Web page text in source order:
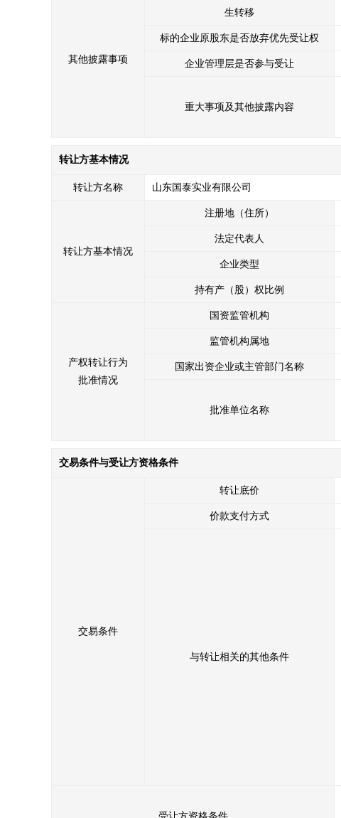
其他披露事项
生转移
标的企业原股东是否放弃优先受让权
企业管理层是否参与受让
重大事项及其他披露内容
转让方基本情况
转让方名称 山东国泰实业有限公司
转让方基本情况
注册地（住所）
法定代表人
企业类型
持有产（股）权比例
产权转让行为
批准情况
国资监管机构
监管机构属地
国家出资企业或主管部门名称
批准单位名称
交易条件与受让方资格条件
交易条件
转让底价
价款支付方式
与转让相关的其他条件